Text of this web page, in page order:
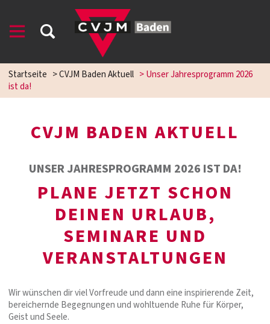
Startseite >CVJM Baden Aktuell >Unser Jahresprogramm 2026
ist da!
CVJM BADEN AKTUELL
UNSER JAHRESPROGRAMM 2026 IST DA!
PLANE JETZT SCHON
DEINEN URLAUB,
SEMINARE UND
VERANSTALTUNGEN
Wir wünschen dir viel Vorfreude und dann eine inspirierende Zeit,
bereichernde Begegnungen und wohltuende Ruhe für Körper,
Geist und Seele.